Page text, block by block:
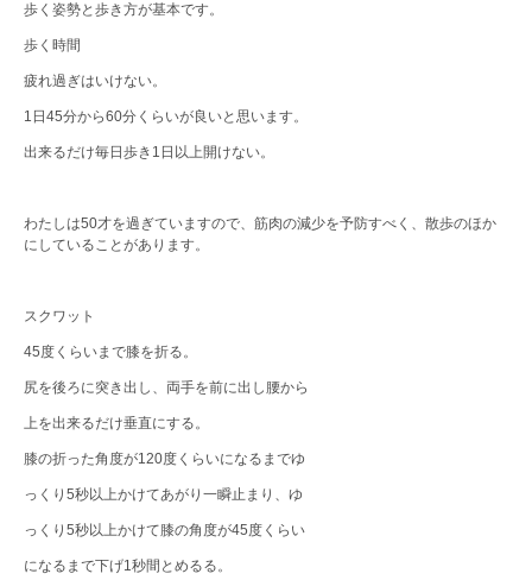
歩く姿勢と歩き方が基本です。
歩く時間
疲れ過ぎはいけない。
1日45分から60分くらいが良いと思います。
出来るだけ毎日歩き1日以上開けない。
わたしは50才を過ぎていますので、筋肉の減少を予防すべく、散歩のほか
にしていることがあります。
スクワット
45度くらいまで膝を折る。
尻を後ろに突き出し、両手を前に出し腰から
上を出来るだけ垂直にする。
膝の折った角度が120度くらいになるまでゆ
っくり5秒以上かけてあがり一瞬止まり、ゆ
っくり5秒以上かけて膝の角度が45度くらい
になるまで下げ1秒間とめるる。